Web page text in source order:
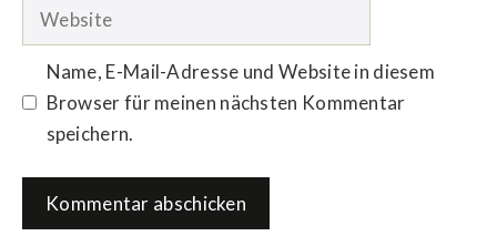
Website
Name, E-Mail-Adresse und Website in diesem
Browser für meinen nächsten Kommentar
speichern.